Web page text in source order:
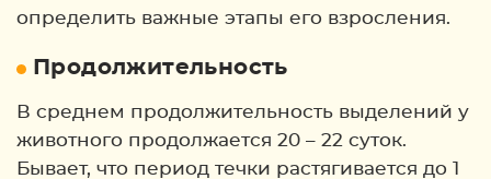
определить важные этапы его взросления.
Продолжительность
В среднем продолжительность выделений у
животного продолжается 20 – 22 суток.
Бывает, что период течки растягивается до 1